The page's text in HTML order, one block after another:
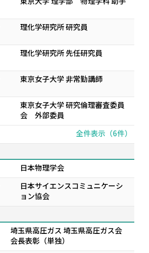
理化学研究所 研究員
理化学研究所 先任研究員
東京女子大学 非常勤講師
東京女子大学 研究倫理審査委員
会 外部委員
全件表示（6件）
日本物理学会
日本サイエンスコミュニケーシ
ョン協会
埼玉県高圧ガス 埼玉県高圧ガス会
会長表彰（単独）